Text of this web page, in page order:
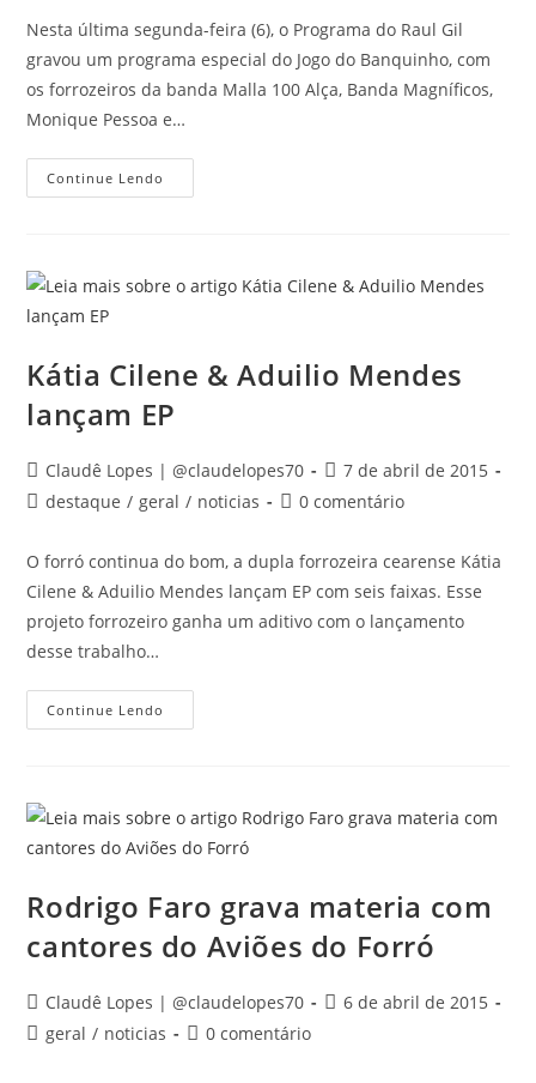
post:
post:
Nesta última segunda-feira (6), o Programa do Raul Gil
gravou um programa especial do Jogo do Banquinho, com
os forrozeiros da banda Malla 100 Alça, Banda Magníficos,
Monique Pessoa e…
Continue Lendo
Gil
Especial
De
Kátia Cilene & Aduilio Mendes
lançam EP
Autor
do
Claudê Lopes | @claudelopes70
Post
publicado:
7 de abril de 2015
Categoria
post:
destaque / geral / noticias
Comentários
post:
0 comentário
O forró continua do bom, a dupla forrozeira cearense Kátia
Cilene & Aduilio Mendes lançam EP com seis faixas. Esse
projeto forrozeiro ganha um aditivo com o lançamento
desse trabalho…
Continue Lendo
Cilene
EP
Rodrigo Faro grava materia com
cantores do Aviões do Forró
Autor
do
post:
Claudê Lopes | @claudelopes70
Post6 de abril de 2015
Categoria
geral / noticias
Comentários
0 comentário